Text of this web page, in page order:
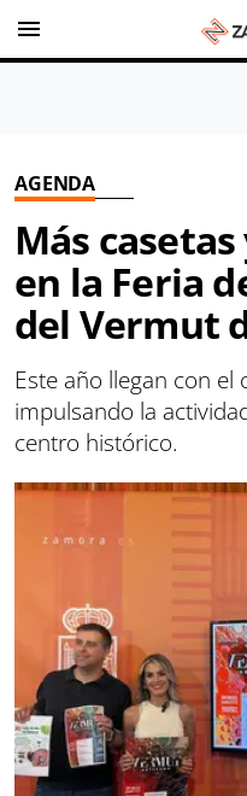
menu
AGENDA
Más
en la Feria
del Vermut
Este año llegan con el
impulsando la
centro histórico.